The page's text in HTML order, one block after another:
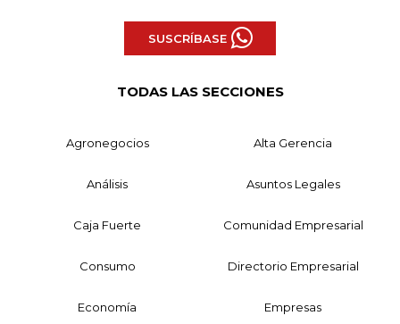
SUSCRÍBASE
TODAS LAS SECCIONES
Agronegocios Alta Gerencia
Análisis Asuntos Legales
Caja Fuerte Comunidad Empresarial
Consumo Directorio Empresarial
Economía Empresas